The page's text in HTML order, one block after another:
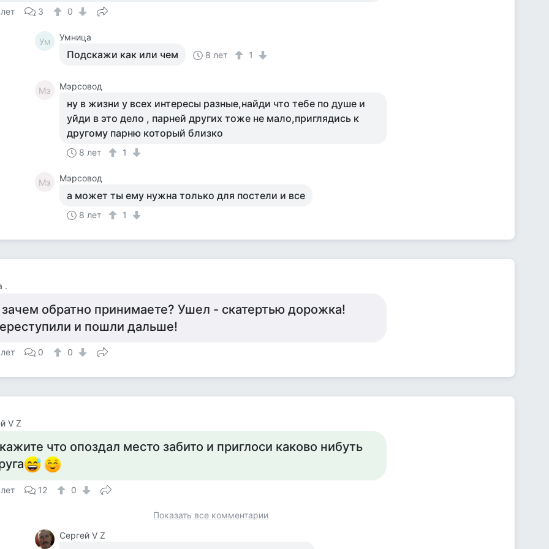
3 0
Ум Умница
Подскажи как или чем 8 лет 1
Мэ Мэрсовод
ну в жизни у всех интересы разные,найди что тебе по душе и
уйди в это дело , парней других тоже не мало,приглядись к
другому парню который близко
8 лет 1
Мэ Мэрсовод
а может ты ему нужна только для постели и все
8 лет 1
.
обратно принимаете? Ушел - скатертью дорожка!
и пошли дальше!
0 0
V Z
что опоздал место забито и приглоси каково нибуть
12 0
Показать все комментарии
Сергей V Z